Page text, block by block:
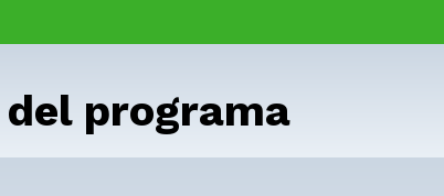
programa